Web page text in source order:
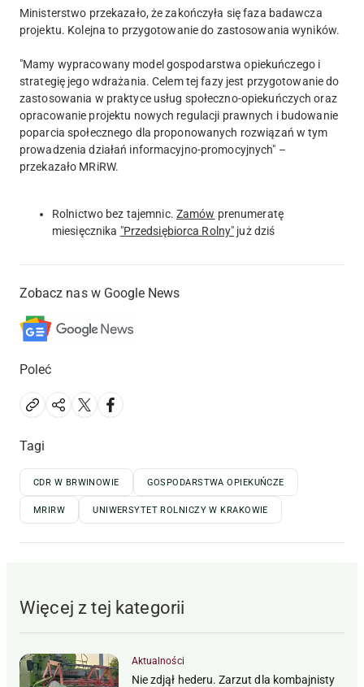
Ministerstwo przekazało, że zakończyła się faza badawcza
projektu. Kolejna to przygotowanie do zastosowania wyników.
"Mamy wypracowany model gospodarstwa opiekuńczego i
strategię jego wdrażania. Celem tej fazy jest przygotowanie do
zastosowania w praktyce usług społeczno-opiekuńczych oraz
opracowanie projektu nowych regulacji prawnych i budowanie
poparcia społecznego dla proponowanych rozwiązań w tym
prowadzenia działań informacyjno-promocyjnych" –
przekazało MRiRW.
Rolnictwo bez tajemnic. Zamów prenumeratę
miesięcznika "Przedsiębiorca Rolny" już dziś
Zobacz nas w Google News
Poleć
Tagi
CDR W BRWINOWIE GOSPODARSTWA OPIEKUŃCZE
MRIRW UNIWERSYTET ROLNICZY W KRAKOWIE
Więcej z tej kategorii
Aktualności
Nie zdjął hederu. Zarzut dla kombajnisty